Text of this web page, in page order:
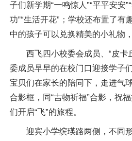
子们新学期“一鸣惊人”“平平安安
功”“生活开花”；学校还布置了有
中的孩子可以兑换精美的小礼物
西飞四小校委会成员、“皮卡
委成员早早的在校门口迎接学子
宝贝们在家长的陪同下，走进气
合影框，同“吉物祈福”合影，祝
们开启“飞”的旅程。
迎宾小学缤瑛路两侧，不同